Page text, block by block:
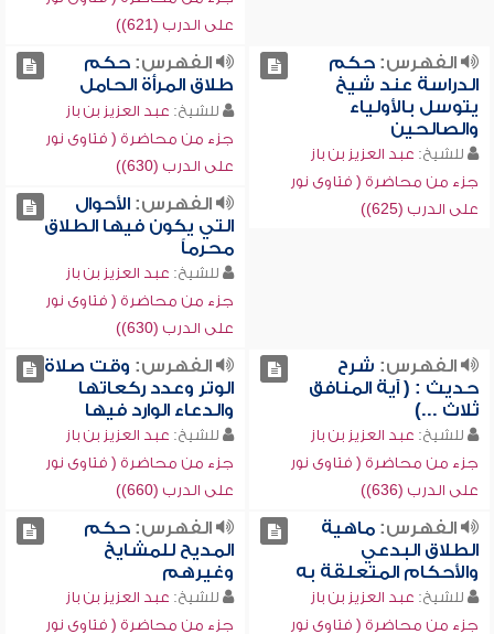
على الدرب (621))
الفهرس:حكم
الدراسة عند شيخ
يتوسل بالأولياء
والصالحين
للشيخ: عبد العزيز بن باز
جزء من محاضرة ( فتاوى نور
على الدرب (625))
الفهرس:حكم
طلاق المرأة الحامل
للشيخ: عبد العزيز بن باز
جزء من محاضرة ( فتاوى نور
على الدرب (630))
الفهرس:الأحوال
التي يكون فيها الطلاق
محرماً
للشيخ: عبد العزيز بن باز
جزء من محاضرة ( فتاوى نور
على الدرب (630))
الفهرس: شرح
حديث : ( آية المنافق
ثلاث ...)
للشيخ: عبد العزيز بن باز
جزء من محاضرة ( فتاوى نور
على الدرب (636))
الفهرس: وقت صلاة
الوتر وعدد ركعاتها
والدعاء الوارد فيها
للشيخ: عبد العزيز بن باز
جزء من محاضرة ( فتاوى نور
على الدرب (660))
الفهرس:ماهية
الطلاق البدعي
والأحكام المتعلقة به
للشيخ: عبد العزيز بن باز
جزء من محاضرة ( فتاوى نور
الفهرس:حكم
المديح للمشايخ
وغيرهم
للشيخ: عبد العزيز بن باز
جزء من محاضرة ( فتاوى نور